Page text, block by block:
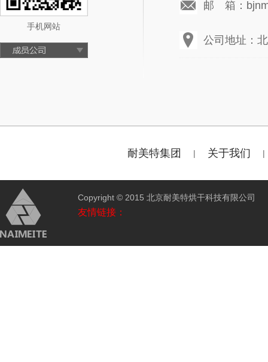
手机网站
邮 箱：
公司地址：
耐美特集团 | 关于我们 |
Copyright © 2015 北京耐美特烘干科技有限公
友情链接：